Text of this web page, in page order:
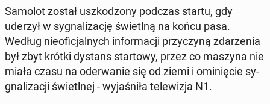
Samolot został uszko­dzo­ny podczas startu, gdy
uderzył w sy­gna­li­za­cję świetl­ną na końcu pasa.
Według nie­ofi­cjal­nych in­for­ma­cji przy­czy­ną zda­rze­nia
był zbyt krótki dystans star­to­wy, przez co maszyna nie
miała czasu na ode­rwa­nie się od ziemi i omi­nię­cie sy­
gna­li­za­cji świetl­nej - wy­ja­śni­ła te­le­wi­zja N1.